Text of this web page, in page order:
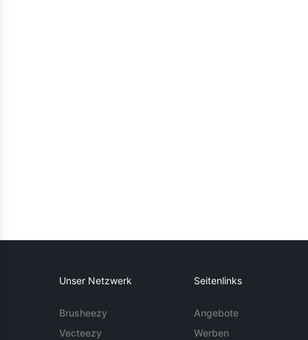
Unser Netzwerk
Brusheezy
Vecteezy
Seitenlinks
Angebote
Werben